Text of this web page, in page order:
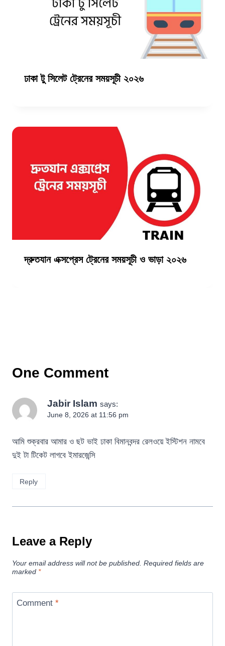
ঢাকা টু সিলেট ট্রেনের সময়সূচী ২০২৬
দ্রুতযান এক্সপ্রেস ট্রেনের সময়সূচী ও ভাড়া ২০২৬
One Comment
Jabir Islam says:
June 8, 2026 at 11:56 pm
আমি শুক্রবার আমার ও ছট ভাই ঢাকা বিমানবন্দর রেলওয়ে ইস্টিশন নামবে
দুই টা টিকেট লাগবে ইমারজেন্সি
Reply
Leave a Reply
Your email address will not be published. Required fields are
marked *
Comment *